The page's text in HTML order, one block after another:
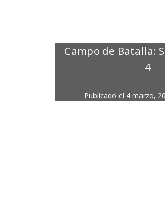
Campo de Batalla:
4
Publicado el 4 marzo,